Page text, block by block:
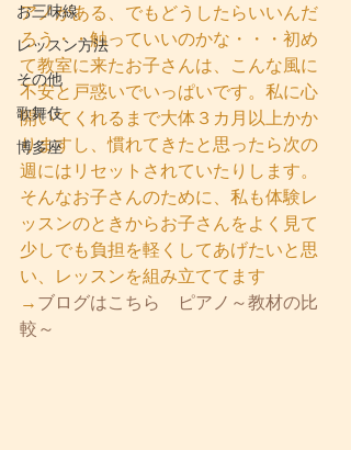
お三味線
レッスン方法
その他
歌舞伎
博多座
アノがある、でもどうしたらいいんだ
ろう・・触っていいのかな・・・初め
て教室に来たお子さんは、こんな風に
不安と戸惑いでいっぱいです。私に心
開いてくれるまで大体３カ月以上かか
りますし、慣れてきたと思ったら次の
週にはリセットされていたりします。
そんなお子さんのために、私も体験レ
ッスンのときからお子さんをよく見て
少しでも負担を軽くしてあげたいと思
い、レッスンを組み立ててます
→ ブログはこちら　ピアノ～教材の比
較～